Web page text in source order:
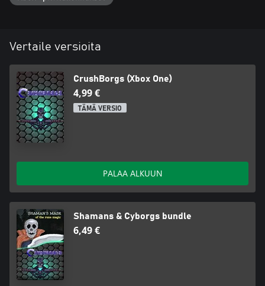
Vertaile versioita
CrushBorgs (Xbox One)
4,99 €
TÄMÄ VERSIO
PALAA ALKUUN
Shamans & Cyborgs bundle
6,49 €